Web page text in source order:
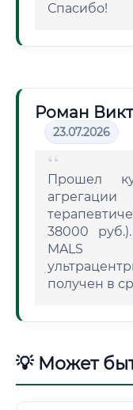
Спасибо!
Роман
23.07.2026
Прошел
38000
MALS
получен в
💡 Может